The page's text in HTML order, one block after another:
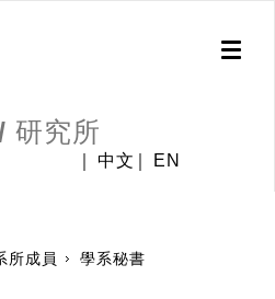
Toggle
研究所
中文 EN
所成員 學系秘書